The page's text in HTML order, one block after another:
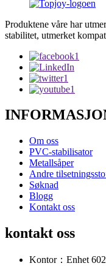
Produktene våre har
stabilitet, utmerket
Om oss
PVC-stabilisator
Metallsåper
Andre
Søknad
Blogg
Kontakt oss
kontakt oss
Kontor：Enhet